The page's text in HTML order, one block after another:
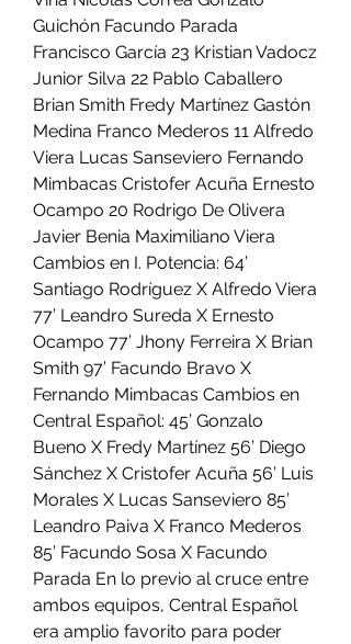
Guichón Facundo Parada
Francisco García 23 Kristian Vadocz
Junior Silva 22 Pablo Caballero
Brian Smith Fredy Martínez Gastón
Medina Franco Mederos 11 Alfredo
Viera Lucas Sanseviero Fernando
Mimbacas Cristofer Acuña Ernesto
Ocampo 20 Rodrigo De Olivera
Javier Benia Maximiliano Viera
Cambios en I. Potencia: 64’
Santiago Rodríguez X Alfredo Viera
77’ Leandro Sureda X Ernesto
Ocampo 77’ Jhony Ferreira X Brian
Smith 97’ Facundo Bravo X
Fernando Mimbacas Cambios en
Central Español: 45’ Gonzalo
Bueno X Fredy Martínez 56’ Diego
Sánchez X Cristofer Acuña 56’ Luis
Morales X Lucas Sanseviero 85’
Leandro Paiva X Franco Mederos
85’ Facundo Sosa X Facundo
Parada En lo previo al cruce entre
ambos equipos, Central Español
era amplio favorito para poder